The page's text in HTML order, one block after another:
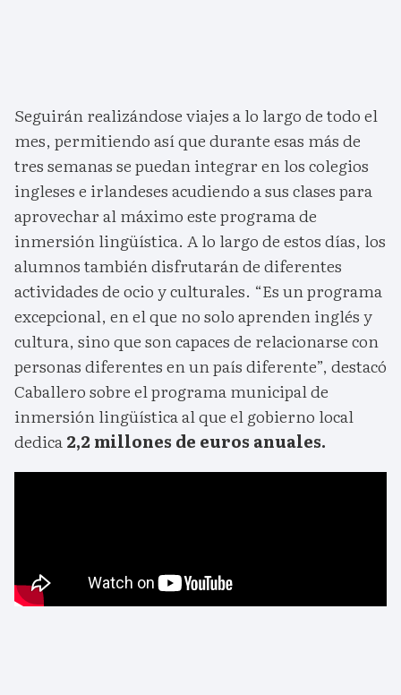
Seguirán realizándose viajes a lo largo de todo el
mes, permitiendo así que durante esas más de
tres semanas se puedan integrar en los colegios
ingleses e irlandeses acudiendo a sus clases para
aprovechar al máximo este programa de
inmersión lingüística. A lo largo de estos días, los
alumnos también disfrutarán de diferentes
actividades de ocio y culturales. “Es un programa
excepcional, en el que no solo aprenden inglés y
cultura, sino que son capaces de relacionarse con
personas diferentes en un país diferente”, destacó
Caballero sobre el programa municipal de
inmersión lingüística al que el gobierno local
dedica2,2 millones de euros anuales.